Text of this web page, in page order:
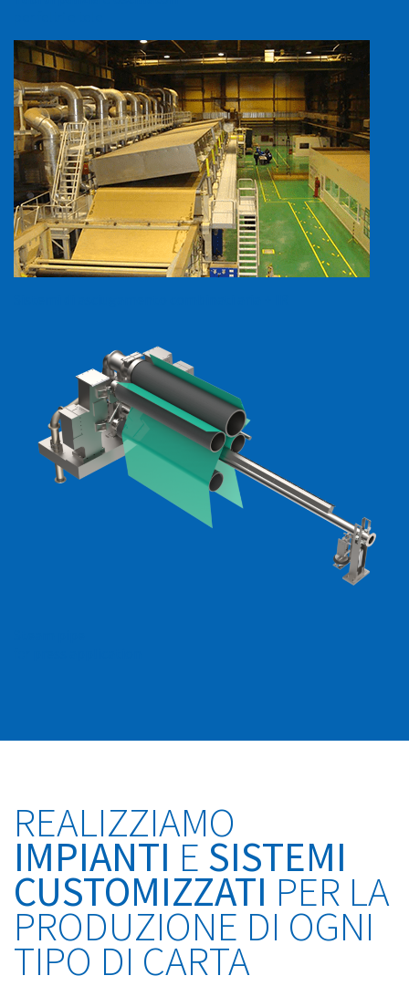
REALIZZIAMO
IMPIANTI E SISTEMI
CUSTOMIZZATI PER LA
PRODUZIONE DI OGNI
TIPO DI CARTA